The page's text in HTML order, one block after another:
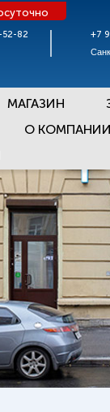
52-82 +7
МАГАЗИН
О